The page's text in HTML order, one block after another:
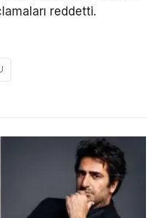
reddetti.